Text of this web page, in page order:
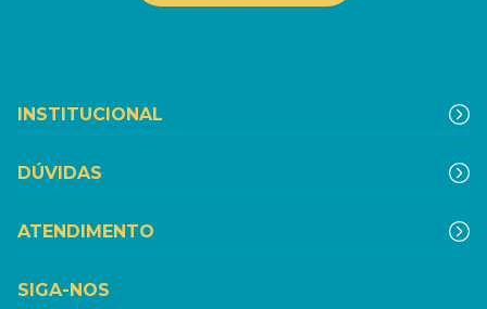
INSTITUCIONAL
DÚVIDAS
ATENDIMENTO
SIGA-NOS